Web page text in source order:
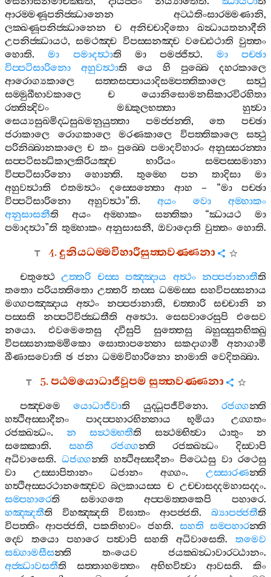
ආරම‍්මණූපනිජ‍්ඣානෙන
අට‍්ඨතිංසාරම‍්මණානි,
ලක‍්ඛණූපනිජ‍්ඣානෙන
ච අනිච‍්චාදිතො
ඛන්‍ධායතනාදීනි
උපනිජ‍්ඣායථ,සමථඤ‍්ච විපස‍්සනඤ‍්ච වඩ‍්ඪෙථාති වුත‍්තං
හොති.මා පමාදත්‍ථාති මා පමජ‍්ජිත්‍ථ. මා
පච‍්ඡා
විප‍්පටිසාරිනො
අහුවත්‍ථාති යෙ හි පුබ‍්බෙ
දහරකාලෙ
ආරොග්‍යකාලෙ
සත‍්තසප‍්පායාදිසම‍්පත‍්තිකාලෙ
සත්‍ථු
සම‍්මුඛීභාවකාලෙ
ච
යොනිසොමනසිකාරවිරහිතා
රත‍්තින්‍දිවං
මඞ‍්කුලභත‍්තා
හුත්‍වා
සෙය්‍යසුඛමිද‍්ධසුඛමනුයුත‍්තා
පමජ‍්ජන‍්ති,තෙ
පච‍්ඡා
ජරාකාලෙ
රොගකාලෙ මරණකාලෙ විපත‍්තිකාලෙ
සත්‍ථු
පරිනිබ‍්බානකාලෙ ච තං පුබ‍්බෙ පමාදවිහාරං අනුස‍්සරන‍්තා
සප‍්පටිසන්‍ධිකාලකිරියඤ‍්ච
භාරියං
සම‍්පස‍්සමානා
විප‍්පටිසාරිනො
හොන‍්ති. තුම‍්හෙ පන තාදිසා
මා
අහුවත්‍ථාති
එතමත්‍ථං දස‍්සෙන‍්තො ආහ – “මා
පච‍්ඡා
විප‍්පටිසාරිනො
අහුවත්‍ථා”ති. අයං වො
අම‍්හාකං
අනුසාසනීති අයං අම‍්හාකං සන‍්තිකා“ඣායථ
මා
පමාදත්‍ථා”ති තුම‍්හාකං අනුසාසනී, ඔවාදොති වුත‍්තං හොති.
4.දුනියධම‍්මවිහාරීසුත‍්තවණ‍්ණනා
චතුත්‍ථෙ උත‍්තරි චස‍්ස පඤ‍්ඤාය අත්‍ථං නප‍්පජානාතීති
තතො පරියත‍්තිතො උත‍්තරි තස‍්ස ධම‍්මස‍්ස සහවිපස‍්සනාය
මග‍්ගපඤ‍්ඤාය
අත්‍ථං නප‍්පජානාති, චත‍්තාරි සච‍්චානි
න
පස‍්සති
නප‍්පටිවිජ‍්ඣතීති අත්‍ථො.සෙසවාරෙසුපි
එසෙව
නයො. එවමෙතෙසු ද‍්වීසුපි සුත‍්තෙසු
බහුස‍්සුතභික‍්ඛු
විපස‍්සනාකම‍්මිකො
සොතාපන‍්නො සකදාගාමී
අනාගාමී
ඛීණාසවොති ඡ ජනා ධම‍්මවිහාරිනො නාමාති වෙදිතබ‍්බා.
5.පඨමයොධාජීවූපමසුත‍්තවණ‍්ණනා
පඤ‍්චමෙ යොධාජීවාති යුද‍්ධූපජීවිනො.රජග‍්ගන‍්ති
හත්‍ථිඅස‍්සාදීනං
පාදප‍්පහාරභින‍්නාය භූමියා
උග‍්ගතං
රජක‍්ඛන්‍ධං. න සන්‍ථම‍්භතීති සන්‍ථම‍්භිත්‍වා ඨාතුං
න
සක‍්කොති. සහති රජග‍්ගන‍්ති රජක‍්ඛන්‍ධං
දිස‍්වාපි
අධිවාසෙති. ධජග‍්ගන‍්ති හත්‍ථිඅස‍්සදීනං පිට‍්ඨෙසු වා රථෙසු
වා
උස‍්සාපිතානං ධජානං අග‍්ගං. උස‍්සාරණන‍්ති
හත්‍ථිඅස‍්සරථානඤ‍්චෙව බලකායස‍්ස ච උච‍්චාසද‍්දමහාසද‍්දං.
සම‍්පහාරෙති සමාගතෙ අප‍්පමත‍්තකෙපි පහාරෙ.
හඤ‍්ඤතීති විහඤ‍්ඤති විඝාතං ආපජ‍්ජති. බ්‍යාපජ‍්ජතීති
විපත‍්තිං ආපජ‍්ජති,පකතිභාවං ජහති. සහති සම‍්පහාරන‍්ති
ද‍්වෙ
තයො පහාරෙ පත්‍වාපි සහති අධිවාසෙති.තමෙව
සඞ‍්ගාමසීසන‍්ති තංයෙව ජයක‍්ඛන්‍ධාවාරට‍්ඨානං.
අජ‍්ඣාවසතීති සත‍්තාහමත‍්තං අභිභවිත්‍වා ආවසති. කිං